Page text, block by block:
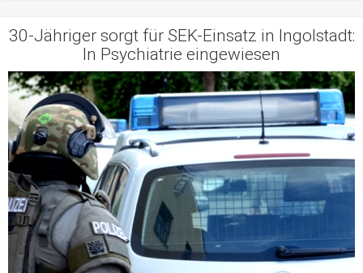
30-Jähriger sorgt für SEK-Einsatz in Ingolstadt:
In Psychiatrie eingewiesen